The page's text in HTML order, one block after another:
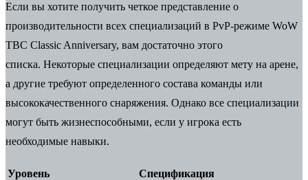
Если вы хотите получить четкое представление о
производительности всех специализаций в PvP-режиме WoW
TBC Classic Anniversary, вам достаточно этого
списка. Некоторые специализации определяют мету на арене,
а другие требуют определенного состава команды или
высококачественного снаряжения. Однако все специализации
могут быть жизнеспособными, если у игрока есть
необходимые навыки.
Уровень Спецификация